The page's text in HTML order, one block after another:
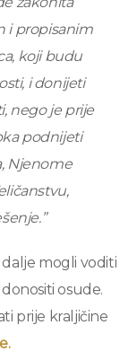
i propisanim
koji budu
i donijeti
nego je prije
podnijeti
Njenome
mogli voditi
osude.
prije kraljičine